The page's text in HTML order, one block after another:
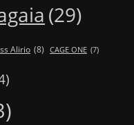
(29)
Alirio (8) CAGE ONE (7)